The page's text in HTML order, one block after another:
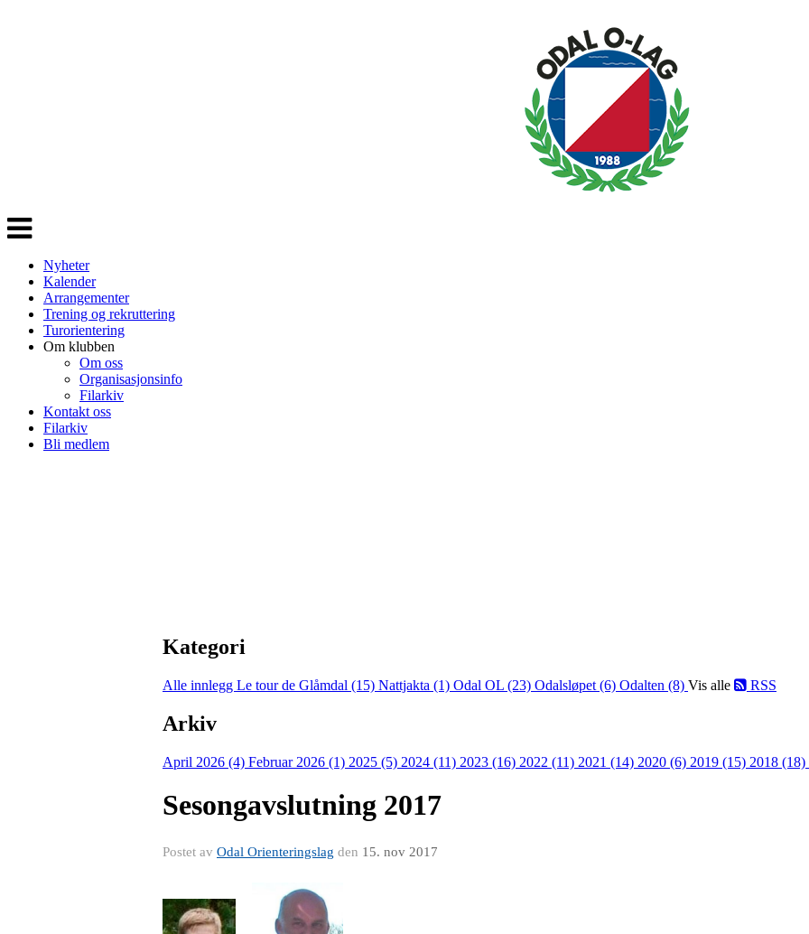
Veksle
navigasjon
Nyheter
Kalender
Arrangementer
Trening og rekruttering
Turorientering
Om klubben
Om oss
Organisasjonsinfo
Filarkiv
Kontakt oss
Filarkiv
Bli medlem
Kategori
Alle innlegg Le tour de Glåmdal (15) Nattjakta (1) Odal OL (23) Odalsløpet (6) Odalten (8) Vis alle RSS
Arkiv
April 2026 (4) Februar 2026 (1) 2025 (5) 2024 (11) 2023 (16) 2022 (11) 2021 (14) 2020 (6) 2019 (15) 2018 (18)
Sesongavslutning 2017
Postet av Odal Orienteringslag den 15. nov 2017